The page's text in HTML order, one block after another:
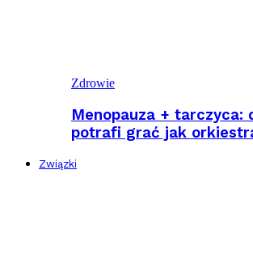
Zdrowie
Menopauza + tarczyca:
potrafi grać jak
Związki